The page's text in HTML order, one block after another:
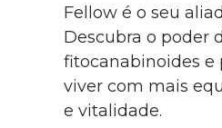
Fellow é o seu
Descubra o poder
fitocanabinoides e
viver com mais
e vitalidade.